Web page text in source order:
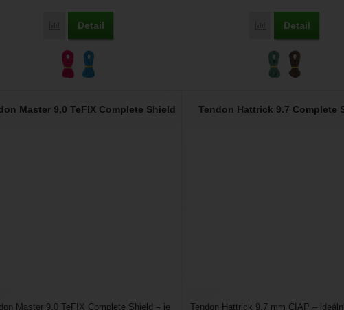
Přidat 'Tendon Master 9,7 TeFIX CIAP' k porovnání
Detail Přidat 'Tendon
Detail
Master 9,0 TeFIX Complete Shield
Master 9,0 TeFIX Complete Shield – je
Tendon Hattrick 9.7 Complete
Tendon Hattrick 9,7 mm CIAP –